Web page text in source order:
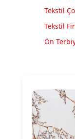
Tekstil
Tekstil
Ön